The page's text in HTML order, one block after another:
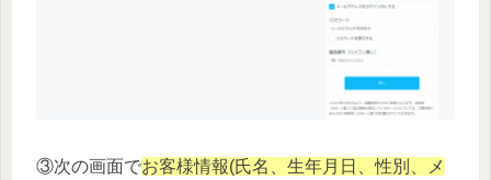
③次の画面でお客様情報(氏名、生年月日、性別、メ